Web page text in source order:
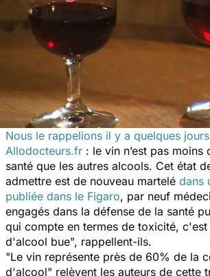
Nous le rappelions il y a quelques
Allodocteurs.fr : le vin n’est pas moins
santé que les autres alcools. Cet état
admettre est de nouveau martelé dans
publiée dans le Figaro, par neuf
engagés dans la défense de la santé
qui compte en termes de toxicité, c'est
d'alcool bue", rappellent-ils.
"Le vin représente près de 60% de la
d'alcool" relèvent les auteurs de cette